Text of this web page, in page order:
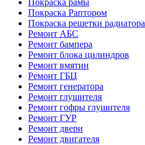
Покраска рамы
Покраска Раптором
Покраска решетки радиатора
Ремонт АБС
Ремонт бампера
Ремонт блока цилиндров
Ремонт вмятин
Ремонт ГБЦ
Ремонт генератора
Ремонт глушителя
Ремонт гофры глушителя
Ремонт ГУР
Ремонт двери
Ремонт двигателя